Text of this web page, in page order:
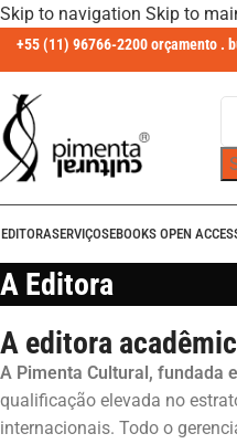
Skip to navigation Skip to
+55 (11) 96766-2200 orçamento .
SERVIÇOSEBOOKS OPEN
A Editora
A editora
A Pimenta Cultural, fundada
qualificação elevada no
internacionais. Todo o